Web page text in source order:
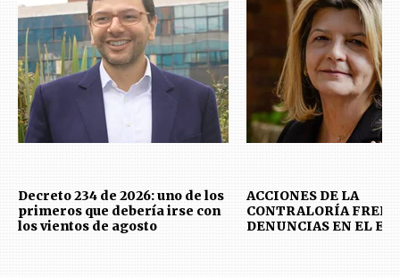
Decreto 234 de 2026: uno de los
primeros que debería irse con
los vientos de agosto
ACCIONES DE LA
CONTRALORÍA
DENUNCIAS EN EL